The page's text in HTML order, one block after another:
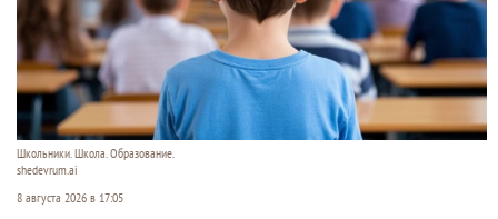
Школьники. Школа. Образование.
shedevrum.ai
8 августа 2026 в 17:05